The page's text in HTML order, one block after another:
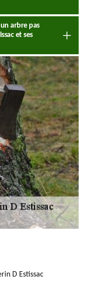
arbre pas
et ses
D Estissac